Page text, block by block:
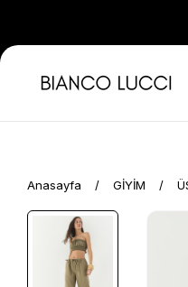
Anasayfa GİYİM